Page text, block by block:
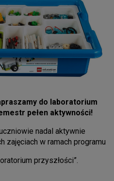
do laboratorium
pełen aktywności!
nadal aktywnie
zajęciach w ramach programu
przyszłości”.